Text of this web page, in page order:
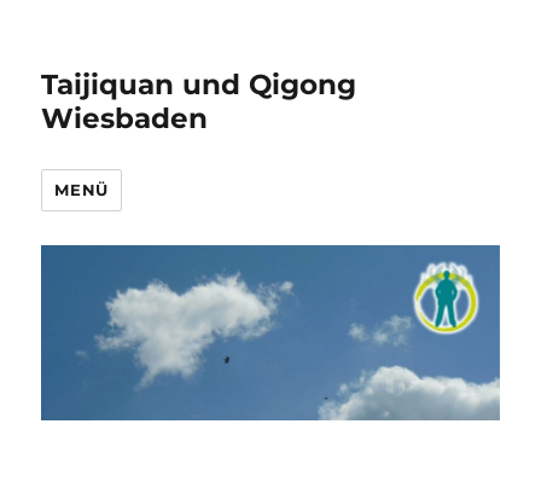
Taijiquan und Qigong
Wiesbaden
MENÜ